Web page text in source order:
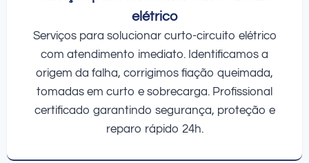
elétrico
Serviços para solucionar curto-circuito elétrico
com atendimento imediato. Identificamos a
origem da falha, corrigimos fiação queimada,
tomadas em curto e sobrecarga. Profissional
certificado garantindo segurança, proteção e
reparo rápido 24h.